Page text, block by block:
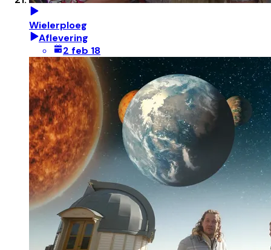
Wielerploeg
Aflevering
2 feb 18